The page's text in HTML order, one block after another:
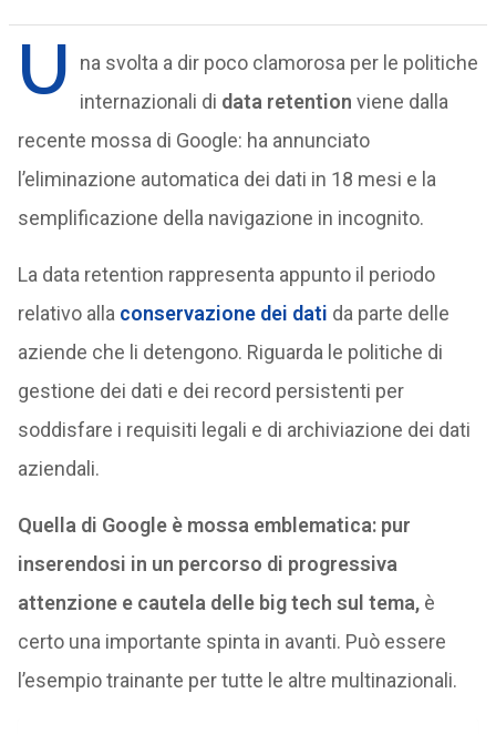
U
na svolta a dir poco clamorosa per le politiche
internazionali di data retention viene dalla
recente mossa di Google: ha annunciato
l’eliminazione automatica dei dati in 18 mesi e la
semplificazione della navigazione in incognito.
La data retention rappresenta appunto il periodo
relativo alla conservazione dei dati da parte delle
aziende che li detengono. Riguarda le politiche di
gestione dei dati e dei record persistenti per
soddisfare i requisiti legali e di archiviazione dei dati
aziendali.
Quella di Google è mossa emblematica: pur
inserendosi in un percorso di progressiva
attenzione e cautela delle big tech sul tema, è
certo una importante spinta in avanti. Può essere
l’esempio trainante per tutte le altre multinazionali.